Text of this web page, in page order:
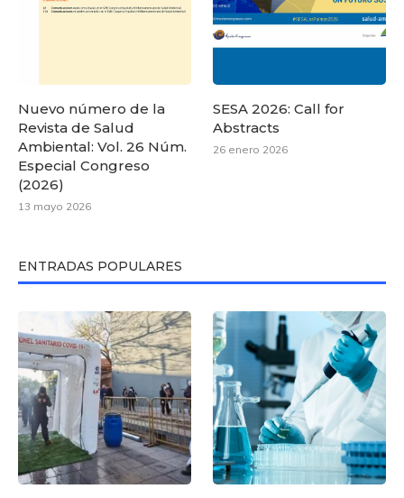
Nuevo número de la
Revista de Salud
Ambiental: Vol. 26 Núm.
Especial Congreso
(2026)
13 mayo 2026
SESA 2026: Call for
Abstracts
26 enero 2026
ENTRADAS POPULARES